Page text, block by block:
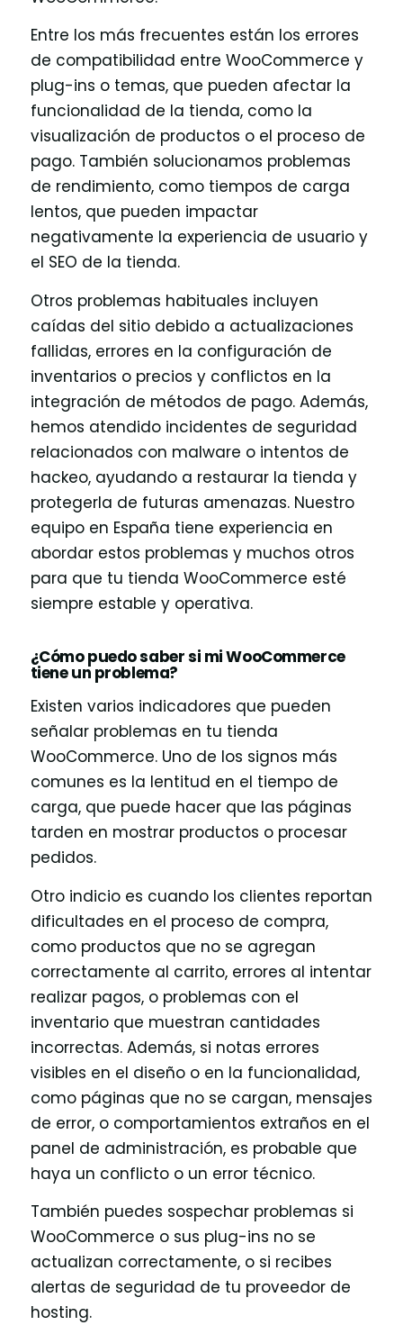
Entre los más frecuentes están los errores
de compatibilidad entre WooCommerce y
plug-ins o temas, que pueden afectar la
funcionalidad de la tienda, como la
visualización de productos o el proceso de
pago. También solucionamos problemas
de rendimiento, como tiempos de carga
lentos, que pueden impactar
negativamente la experiencia de usuario y
el SEO de la tienda.
Otros problemas habituales incluyen
caídas del sitio debido a actualizaciones
fallidas, errores en la configuración de
inventarios o precios y conflictos en la
integración de métodos de pago. Además,
hemos atendido incidentes de seguridad
relacionados con malware o intentos de
hackeo, ayudando a restaurar la tienda y
protegerla de futuras amenazas. Nuestro
equipo en España tiene experiencia en
abordar estos problemas y muchos otros
para que tu tienda WooCommerce esté
siempre estable y operativa.
¿Cómo puedo saber si mi WooCommerce
tiene un problema?
Existen varios indicadores que pueden
señalar problemas en tu tienda
WooCommerce. Uno de los signos más
comunes es la lentitud en el tiempo de
carga, que puede hacer que las páginas
tarden en mostrar productos o procesar
pedidos.
Otro indicio es cuando los clientes reportan
dificultades en el proceso de compra,
como productos que no se agregan
correctamente al carrito, errores al intentar
realizar pagos, o problemas con el
inventario que muestran cantidades
incorrectas. Además, si notas errores
visibles en el diseño o en la funcionalidad,
como páginas que no se cargan, mensajes
de error, o comportamientos extraños en el
panel de administración, es probable que
haya un conflicto o un error técnico.
También puedes sospechar problemas si
WooCommerce o sus plug-ins no se
actualizan correctamente, o si recibes
alertas de seguridad de tu proveedor de
hosting.